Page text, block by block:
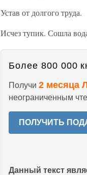
Устав от долгого труда.
Исчез тупик. Сошла
Более 800 000
Получи 2 месяца
неограниченным
ПОЛУЧИТЬ
Данный текст